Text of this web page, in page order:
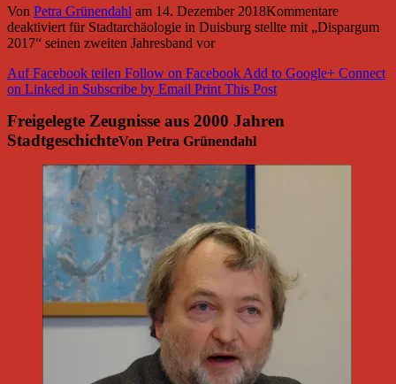
Von Petra Grünendahl am 14. Dezember 2018Kommentare
deaktiviertfür Stadtarchäologie in Duisburg stellte mit „Dispargum
2017“ seinen zweiten Jahresband vor
Auf Facebook teilen Follow on FacebookAdd to Google+ Connect
on Linked in Subscribe by Email Print This Post
Freigelegte Zeugnisse aus 2000 Jahren
StadtgeschichteVon Petra Grünendahl